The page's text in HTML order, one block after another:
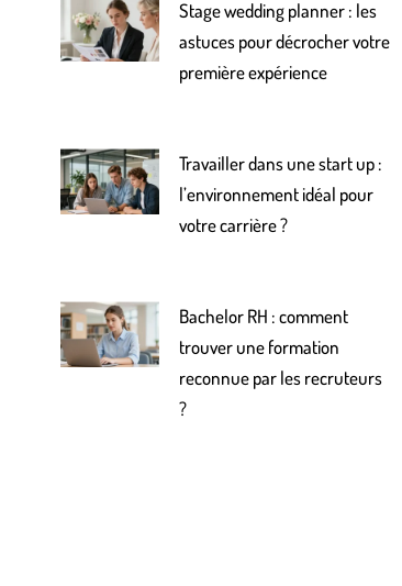
Stage wedding planner : les
astuces pour décrocher votre
première expérience
Travailler dans une start up :
l’environnement idéal pour
votre carrière ?
Bachelor RH : comment
trouver une formation
reconnue par les recruteurs
?